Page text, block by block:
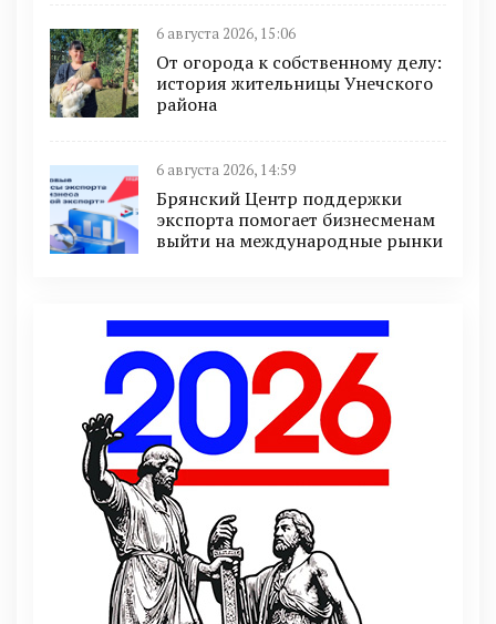
6 августа 2026, 15:06
От огорода к собственному делу:
история жительницы Унечского
района
6 августа 2026, 14:59
Брянский Центр поддержки
экспорта помогает бизнесменам
выйти на международные рынки